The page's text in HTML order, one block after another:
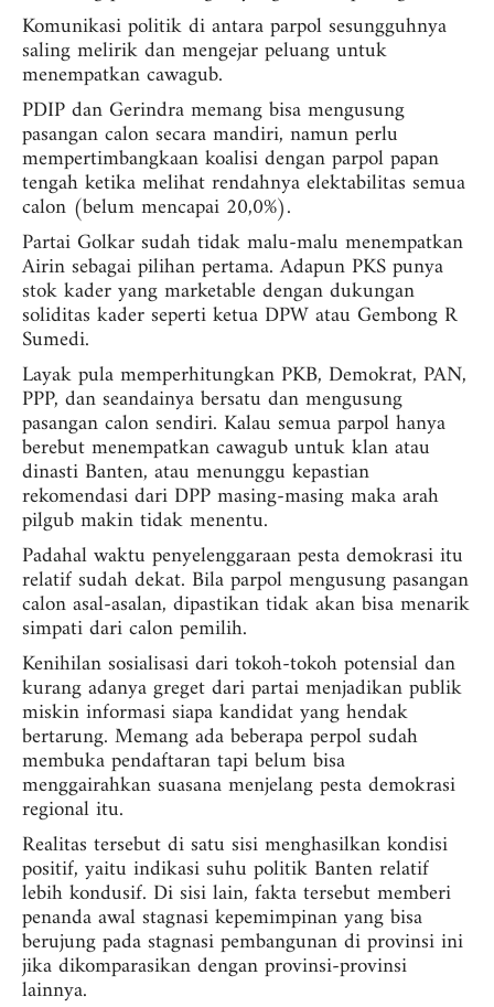
Komunikasi politik di antara parpol sesungguhnya
saling melirik dan mengejar peluang untuk
menempatkan cawagub.
PDIP dan Gerindra memang bisa mengusung
pasangan calon secara mandiri, namun perlu
mempertimbangkaan koalisi dengan parpol papan
tengah ketika melihat rendahnya elektabilitas semua
calon (belum mencapai 20,0%).
Partai Golkar sudah tidak malu-malu menempatkan
Airin sebagai pilihan pertama. Adapun PKS punya
stok kader yang marketable dengan dukungan
soliditas kader seperti ketua DPW atau Gembong R
Sumedi.
Layak pula memperhitungkan PKB, Demokrat, PAN,
PPP, dan seandainya bersatu dan mengusung
pasangan calon sendiri. Kalau semua parpol hanya
berebut menempatkan cawagub untuk klan atau
dinasti Banten, atau menunggu kepastian
rekomendasi dari DPP masing-masing maka arah
pilgub makin tidak menentu.
Padahal waktu penyelenggaraan pesta demokrasi itu
relatif sudah dekat. Bila parpol mengusung pasangan
calon asal-asalan, dipastikan tidak akan bisa menarik
simpati dari calon pemilih.
Kenihilan sosialisasi dari tokoh-tokoh potensial dan
kurang adanya greget dari partai menjadikan publik
miskin informasi siapa kandidat yang hendak
bertarung. Memang ada beberapa perpol sudah
membuka pendaftaran tapi belum bisa
menggairahkan suasana menjelang pesta demokrasi
regional itu.
Realitas tersebut di satu sisi menghasilkan kondisi
positif, yaitu indikasi suhu politik Banten relatif
lebih kondusif. Di sisi lain, fakta tersebut memberi
penanda awal stagnasi kepemimpinan yang bisa
berujung pada stagnasi pembangunan di provinsi ini
jika dikomparasikan dengan provinsi-provinsi
lainnya.